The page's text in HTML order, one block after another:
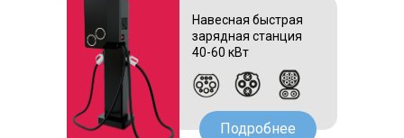
Навесная быстрая
зарядная станция
40-60 кВт
Подробнее